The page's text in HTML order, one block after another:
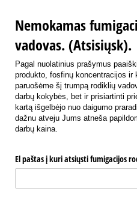
Nemokamas
vadovas. (Atsisiųsk).
Pagal nuolatinius prašymus
produkto, fosfinų koncentracijos ir
paruošėme šį trumpą rodiklių
darbų kokybės, bet ir prisiartinti
kartą išgelbėjo nuo daigumo
dažnu atveju Jums atneša
darbų kaina.
El paštas į kuri atsiųsti fumigacijos